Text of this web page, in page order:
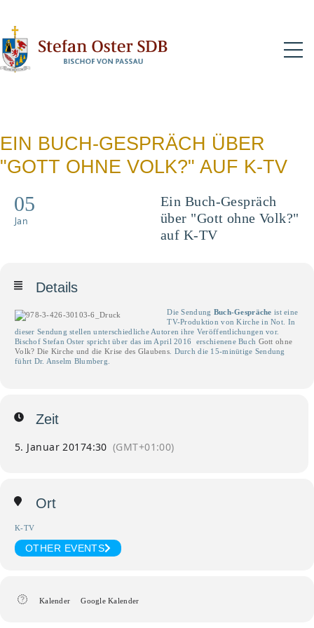
EIN BUCH-GESPRÄCH ÜBER
"GOTT OHNE VOLK?" AUF K-TV
05
Jan
Ein Buch-Gespräch
über "Gott ohne Volk?"
auf K-TV
Details
Die Sendung Buch-Gespräche ist eine
TV-Produktion von Kirche in Not. In
dieser Sendung stellen unterschiedliche Autoren ihre Veröffentlichungen vor.
Bischof Stefan Oster spricht über das im April 2016 erschienene Buch Gott ohne
Volk? Die Kirche und die Krise des Glaubens . Durch die 15-minütige Sendung
führt Dr. Anselm Blumberg.
Zeit
5. Januar 20174:30 (GMT+01:00)
Ort
K-TV
OTHER EVENTS
Kalender Google Kalender